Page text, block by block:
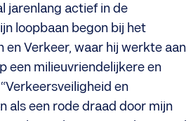
jarenlang actief in de
loopbaan begon bij het
en Verkeer, waar hij werkte aan
een milieuvriendelijkere en
en
als een rode draad door mijn